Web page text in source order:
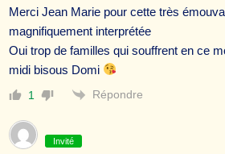
Merci Jean Marie pour cette très
magnifiquement interprétée
Oui trop de familles qui souffrent en ce
midi bisous Domi
1 Répondre
Invité